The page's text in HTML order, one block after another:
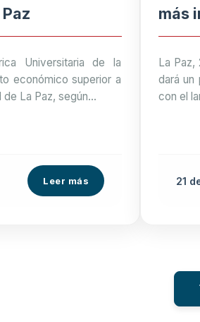
Universitaria de la
económico superior a
de La Paz, según...
Leer más
más
La Paz,
dará un
con el
21